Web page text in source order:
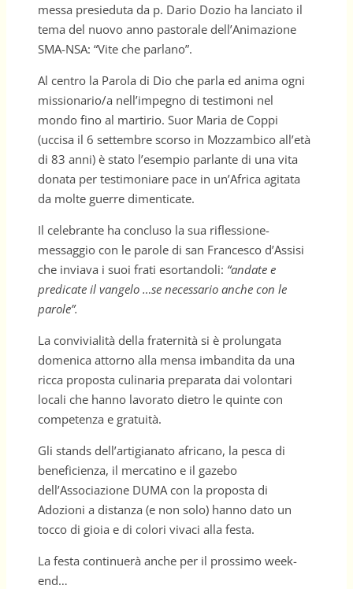
messa presieduta da p. Dario Dozio ha lanciato il
tema del nuovo anno pastorale dell’Animazione
SMA-NSA: “Vite che parlano”.
Al centro la Parola di Dio che parla ed anima ogni
missionario/a nell’impegno di testimoni nel
mondo fino al martirio. Suor Maria de Coppi
(uccisa il 6 settembre scorso in Mozzambico all’età
di 83 anni) è stato l’esempio parlante di una vita
donata per testimoniare pace in un’Africa agitata
da molte guerre dimenticate.
Il celebrante ha concluso la sua riflessione-
messaggio con le parole di san Francesco d’Assisi
che inviava i suoi frati esortandoli: “andate e
predicate il vangelo …se necessario anche con le
parole”.
La convivialità della fraternità si è prolungata
domenica attorno alla mensa imbandita da una
ricca proposta culinaria preparata dai volontari
locali che hanno lavorato dietro le quinte con
competenza e gratuità.
Gli stands dell’artigianato africano, la pesca di
beneficienza, il mercatino e il gazebo
dell’Associazione DUMA con la proposta di
Adozioni a distanza (e non solo) hanno dato un
tocco di gioia e di colori vivaci alla festa.
La festa continuerà anche per il prossimo week-
end…